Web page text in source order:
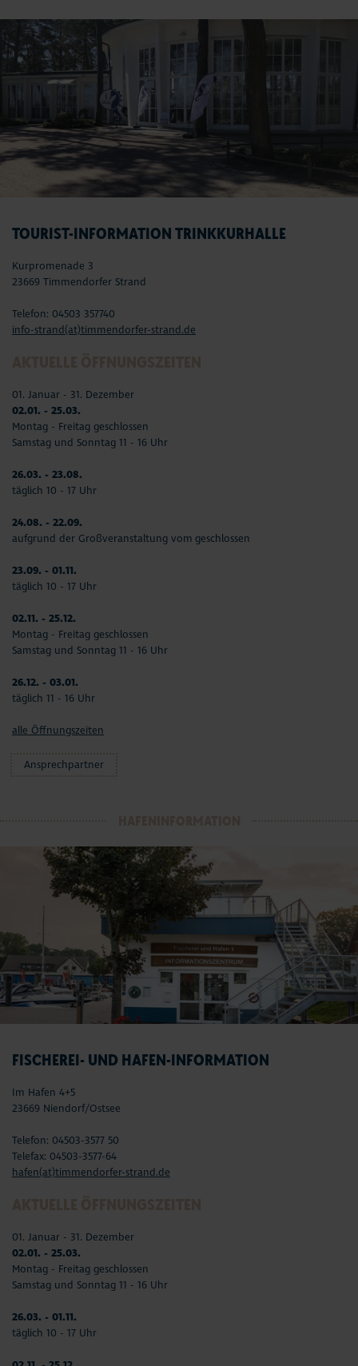
TOURIST-INFORMATION TRINKKURHALLE
Kurpromenade 3
23669 Timmendorfer Strand
Telefon: 04503 357740
info-strand(at)timmendorfer-strand.de
01. Januar - 31. Dezember
02.01. - 25.03.
Montag - Freitag geschlossen
Samstag und Sonntag 11 - 16 Uhr
26.03. - 23.08.
täglich 10 - 17 Uhr
24.08. - 22.09.
aufgrund der Großveranstaltung vom geschlossen
23.09. - 01.11.
täglich 10 - 17 Uhr
02.11. - 25.12.
Montag - Freitag geschlossen
Samstag und Sonntag 11 - 16 Uhr
26.12. - 03.01.
täglich 11 - 16 Uhr
alle Öffnungszeiten
Ansprechpartner
FISCHEREI- UND HAFEN-INFORMATION
Im Hafen 4+5
23669 Niendorf/Ostsee
Telefon: 04503-3577 50
Telefax: 04503-3577-64
hafen(at)timmendorfer-strand.de
01. Januar - 31. Dezember
02.01. - 25.03.
Montag - Freitag geschlossen
Samstag und Sonntag 11 - 16 Uhr
26.03. - 01.11.
täglich 10 - 17 Uhr